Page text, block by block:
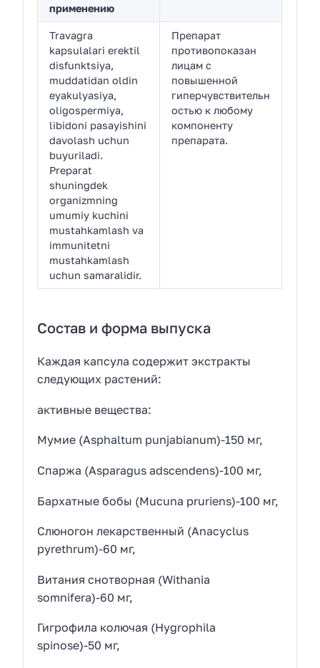
применению
Travagra
kapsulalari erektil
disfunktsiya,
muddatidan oldin
eyakulyasiya,
oligospermiya,
libidoni pasayishini
davolash uchun
buyuriladi.
Preparat
shuningdek
organizmning
umumiy kuchini
mustahkamlash va
immunitetni
mustahkamlash
uchun samaralidir.
Препарат
противопоказан
лицам с
повышенной
гиперчувствительн
остью к любому
компоненту
препарата.
Состав и форма выпуска
Каждая капсула содержит экстракты
следующих растений:
активные вещества:
Мумие (Asphaltum punjabianum)-150 мг,
Спаржа (Asparagus adscendens)-100 мг,
Бархатные бобы (Mucuna pruriens)-100 мг,
Слюногон лекарственный (Anacyclus
pyrethrum)-60 мг,
Витания снотворная (Withania
somnifera)-60 мг,
Гигрофила колючая (Hygrophila
spinose)-50 мг,